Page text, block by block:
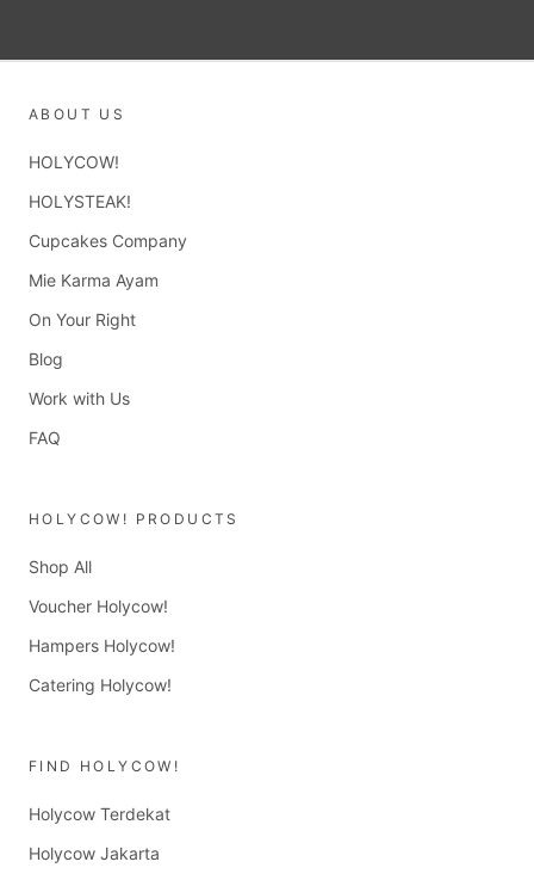
ABOUT US
HOLYCOW!
HOLYSTEAK!
Cupcakes Company
Mie Karma Ayam
On Your Right
Blog
Work with Us
FAQ
HOLYCOW! PRODUCTS
Shop All
Voucher Holycow!
Hampers Holycow!
Catering Holycow!
FIND HOLYCOW!
Holycow Terdekat
Holycow Jakarta